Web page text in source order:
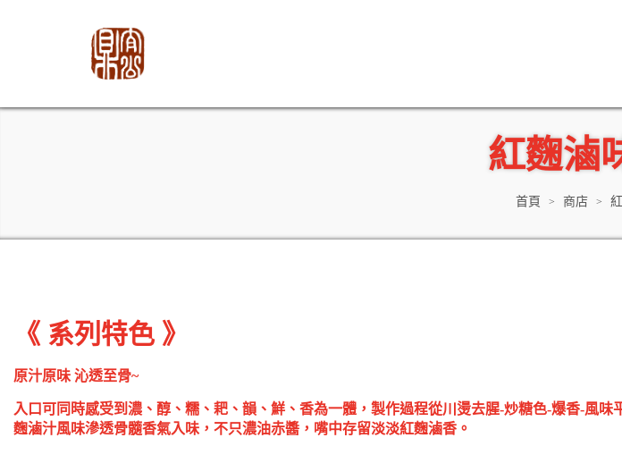
紅麴滷
首頁 > 商店 >
《 系列特色 》
原汁原味 沁透至骨~
入口可同時感受到濃、醇、糯、耙、韻、鮮、香為一體，製作過程從川燙去腥-炒糖色-爆香-風味
麴滷汁風味滲透骨髓香氣入味，不只濃油赤醬，嘴中存留淡淡紅麴滷香。